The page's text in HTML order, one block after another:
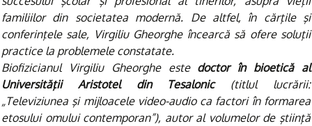
familiilor din societatea modernă. De altfel, în cărţile şi
conferinţele sale, Virgiliu Gheorghe încearcă să ofere soluţii
practice la problemele constatate.
Biofizicianul Virgiliu Gheorghe este doctor în bioetică al
Universităţii Aristotel din Tesalonic(titlul lucrării:
„Televiziunea şi mijloacele video-audio ca factori în formarea
etosului omului contemporan”), autor al volumelor de ştiinţă